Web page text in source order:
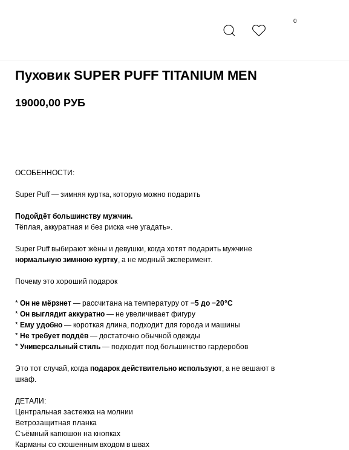
0
Пуховик SUPER PUFF TITANIUM MEN
19000,00 РУБ
ОСОБЕННОСТИ:
Super Puff — зимняя куртка, которую можно подарить
Подойдёт большинству мужчин.
Тёплая, аккуратная и без риска «не угадать».
Super Puff выбирают жёны и девушки, когда хотят подарить мужчине
нормальную зимнюю куртку, а не модный эксперимент.
Почему это хороший подарок
* Он не мёрзнет — рассчитана на температуру от −5 до −20°C
* Он выглядит аккуратно — не увеличивает фигуру
* Ему удобно — короткая длина, подходит для города и машины
* Не требует поддёв — достаточно обычной одежды
* Универсальный стиль — подходит под большинство гардеробов
Это тот случай, когда подарок действительно используют, а не вешают в
шкаф.
ДЕТАЛИ:
Центральная застежка на молнии
Ветрозащитная планка
Съёмный капюшон на кнопках
Карманы cо скошенным входом в швах